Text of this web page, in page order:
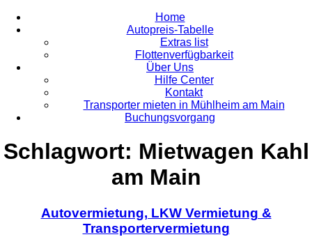
Home
Autopreis-Tabelle
Extras list
Flottenverfügbarkeit
Über Uns
Hilfe Center
Kontakt
Transporter mieten in Mühlheim am Main
Buchungsvorgang
Schlagwort: Mietwagen Kahl
am Main
Autovermietung, LKW Vermietung &
Transportervermietung